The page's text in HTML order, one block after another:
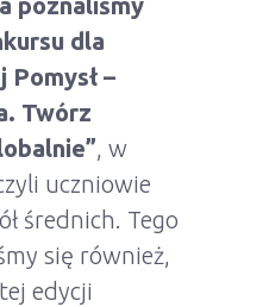
poznaliśmy
dla
Pomysł –
Twórz
, w
uczniowie
średnich. Tego
się również,
edycji